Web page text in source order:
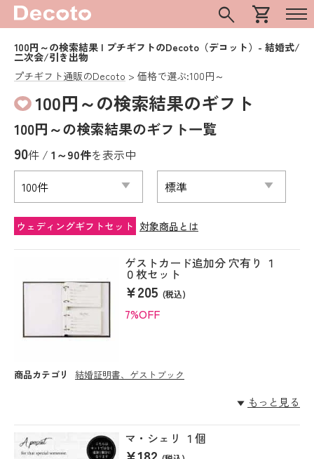
search shopping_cart
100円～の検索結果 | プチギフトのDecoto（デコット）- 結婚式/
二次会/引き出物
プチギフト通販のDecoto
価格で選ぶ:100円～
100円～の検索結果のギフト
100円～の検索結果のギフト一覧
90件 / 1～90件を表示中
ウェディングギフトセット 対象商品とは
ゲストカード追加分 穴有り １
０枚セット
¥205(税込)
7%OFF
商品カテゴリ 結婚証明書、ゲストブック
もっと見る
マ・シェリ １個